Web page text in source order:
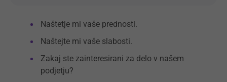
Naštetje mi vaše prednosti.
Naštejte mi vaše slabosti.
Zakaj ste zainteresirani za delo v našem
podjetju?